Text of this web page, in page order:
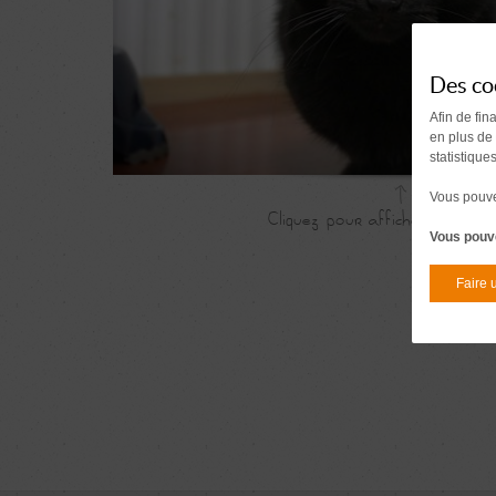
Des
Afin de
en plus
Vous
Vous
Faire